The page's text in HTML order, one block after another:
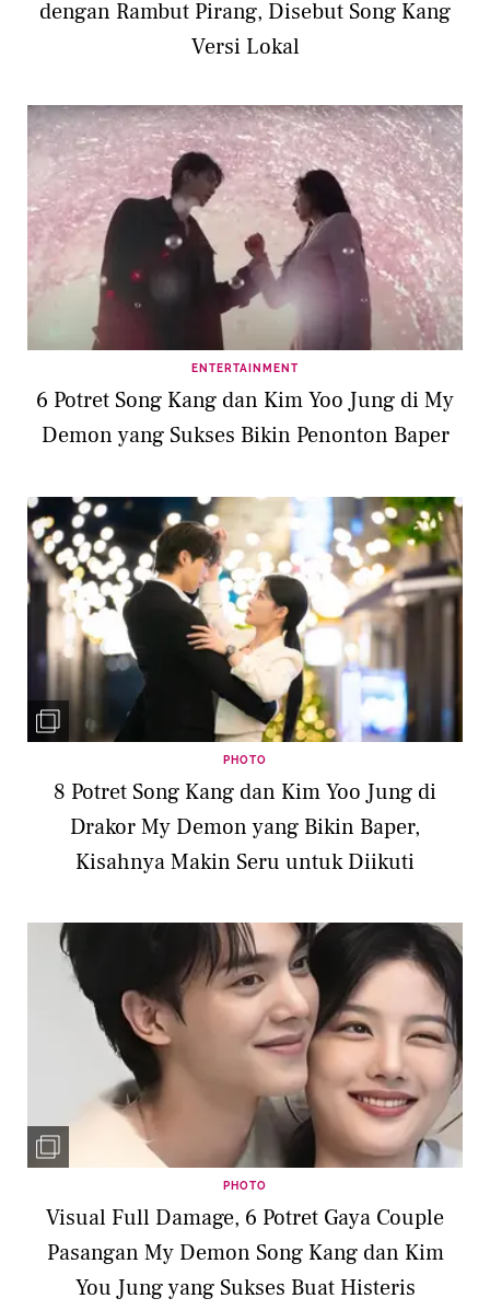
dengan Rambut Pirang, Disebut Song Kang
Versi Lokal
ENTERTAINMENT
6 Potret Song Kang dan Kim Yoo Jung di My
Demon yang Sukses Bikin Penonton Baper
PHOTO
8 Potret Song Kang dan Kim Yoo Jung di
Drakor My Demon yang Bikin Baper,
Kisahnya Makin Seru untuk Diikuti
PHOTO
Visual Full Damage, 6 Potret Gaya Couple
Pasangan My Demon Song Kang dan Kim
You Jung yang Sukses Buat Histeris